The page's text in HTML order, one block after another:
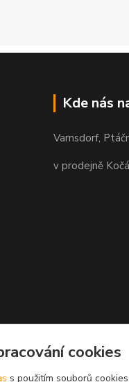
Kde nás
Varnsdorf,
v prodejně
cookies
s použitím souborů